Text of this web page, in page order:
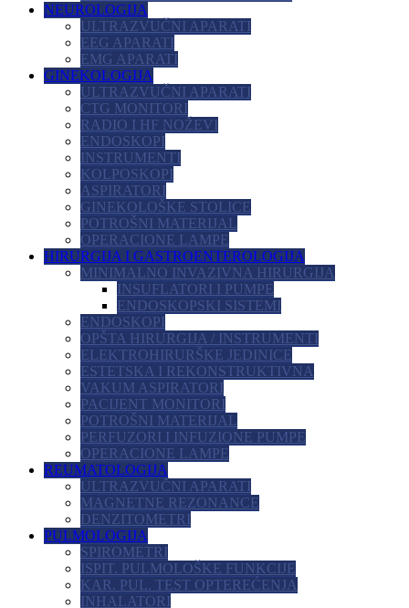
NEUROLOGIJA
ULTRAZVUČNI APARATI
EEG APARATI
EMG APARATI
GINEKOLOGIJA
ULTRAZVUČNI APARATI
CTG MONITORI
RADIO I HF NOŽEVI
ENDOSKOPI
INSTRUMENTI
KOLPOSKOPI
ASPIRATORI
GINEKOLOŠKE STOLICE
POTROŠNI MATERIJAL
OPERACIONE LAMPE
HIRURGIJA I GASTROENTEROLOGIJA
MINIMALNO INVAZIVNA HIRURGIJA
INSUFLATORI I PUMPE
ENDOSKOPSKI SISTEMI
ENDOSKOPI
OPŠTA HIRURGIJA / INSTRUMENTI
ELEKTROHIRURŠKE JEDINICE
ESTETSKA I REKONSTRUKTIVNA
VAKUM ASPIRATORI
PACIJENT MONITORI
POTROŠNI MATERIJAL
PERFUZORI I INFUZIONE PUMPE
OPERACIONE LAMPE
REUMATOLOGIJA
ULTRAZVUČNI APARATI
MAGNETNE REZONANCE
DENZITOMETRI
PULMOLOGIJA
SPIROMETRI
ISPIT. PULMOLOŠKE FUNKCIJE
KAR. PUL. TEST OPTEREĆENJA
INHALATORI